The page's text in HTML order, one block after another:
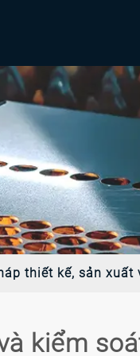
thiết kế, sản
kiểm